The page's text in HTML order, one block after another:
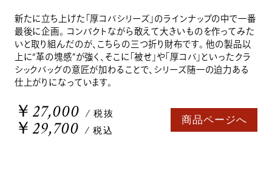
新たに立ち上げた「厚コバシリーズ」のラインナップの中で一番
最後に企画。 コンパクトながら敢えて大きいものを作ってみた
いと取り組んだのが、こちらの三つ折り財布です。 他の製品以
上に“革の塊感”が強く、そこに「被せ」や「厚コバ」といったクラ
シックバッグの意匠が加わることで、シリーズ随一の迫力ある
仕上がりになっています。
￥27,000 / 税抜
￥29,700 / 税込
商品ページへ